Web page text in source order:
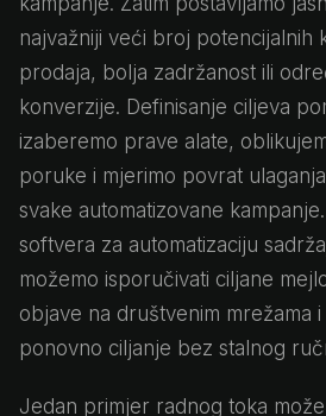
najvažniji veći broj potencijalnih
prodaja, bolja zadržanost ili
konverzije. Definisanje ciljeva
izaberemo prave alate,
poruke i mjerimo povrat
svake automatizovane
softvera za automatizaciju
možemo isporučivati ciljane
objave na društvenim mrežama
ponovno ciljanje bez stalnog
Jedan primjer radnog toka